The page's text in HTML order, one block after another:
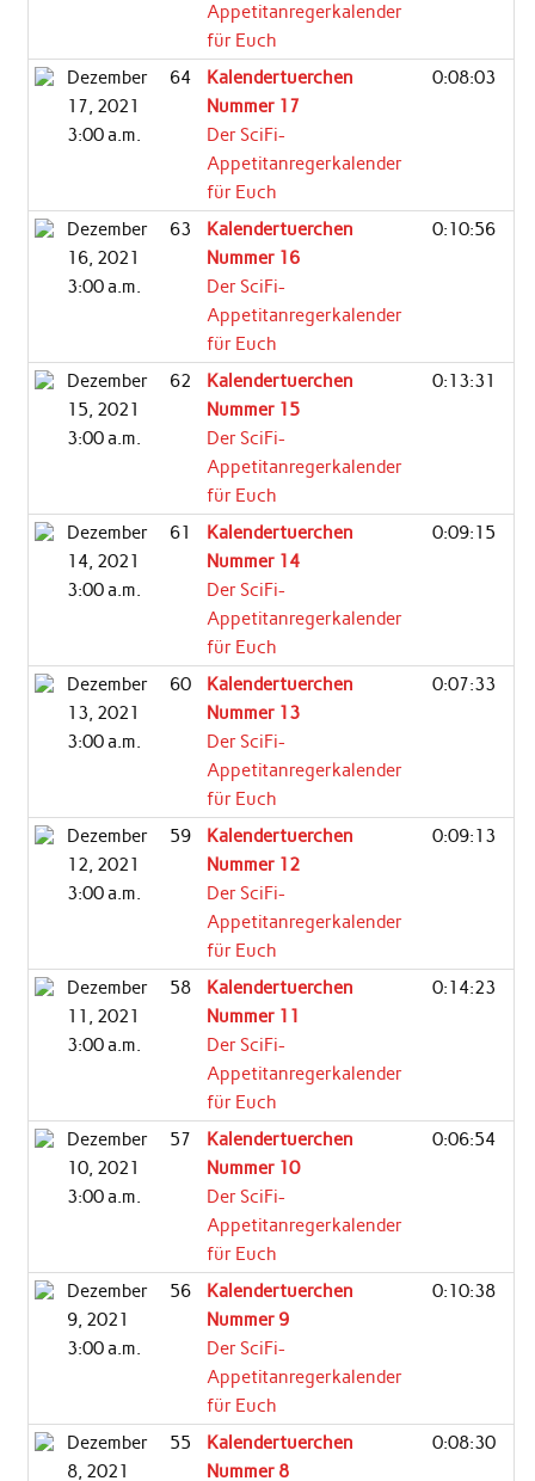
Appetitanregerkalender
für Euch
Dezember
17, 2021
3:00 a.m.
64
Kalendertuerchen
Nummer 17
Der SciFi-
Appetitanregerkalender
für Euch
0:08:03
Dezember
16, 2021
3:00 a.m.
63
Kalendertuerchen
Nummer 16
Der SciFi-
Appetitanregerkalender
für Euch
0:10:56
Dezember
15, 2021
3:00 a.m.
62
Kalendertuerchen
Nummer 15
Der SciFi-
Appetitanregerkalender
für Euch
0:13:31
Dezember
14, 2021
3:00 a.m.
61
Kalendertuerchen
Nummer 14
Der SciFi-
Appetitanregerkalender
für Euch
0:09:15
Dezember
13, 2021
3:00 a.m.
60
Kalendertuerchen
Nummer 13
Der SciFi-
Appetitanregerkalender
für Euch
0:07:33
Dezember
12, 2021
3:00 a.m.
59
Kalendertuerchen
Nummer 12
Der SciFi-
Appetitanregerkalender
für Euch
0:09:13
Dezember
11, 2021
3:00 a.m.
58
Kalendertuerchen
Nummer 11
Der SciFi-
Appetitanregerkalender
für Euch
0:14:23
Dezember
10, 2021
3:00 a.m.
57
Kalendertuerchen
Nummer 10
Der SciFi-
Appetitanregerkalender
für Euch
0:06:54
Dezember
9, 2021
3:00 a.m.
56
Kalendertuerchen
Nummer 9
Der SciFi-
Appetitanregerkalender
für Euch
0:10:38
Dezember
8, 2021
55
Kalendertuerchen
Nummer 8
0:08:30